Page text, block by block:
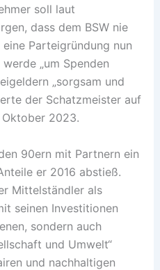
soll laut
dass dem BSW nie
Parteigründung nun
„um Spenden
„sorgsam und
der Schatzmeister auf
2023.
90ern mit Partnern ein
er 2016 abstieß.
Mittelständler als
seinen Investitionen
sondern auch
und Umwelt“
und nachhaltigen